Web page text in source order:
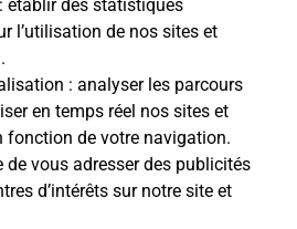
: établir des statistiques
l’utilisation de nos sites et
: analyser les parcours
en temps réel nos sites et
de votre navigation.
de vous adresser des publicités
d’intérêts sur notre site et
La Poste
du courriersamedi à 11h30
onglet